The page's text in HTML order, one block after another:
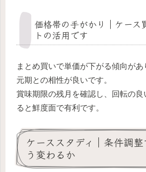
価格帯の手がかり｜ケース
トの活用です
まとめ買いで単価が下がる傾向が
元期との相性が良いです。
賞味期限の残月を確認し、回転の良
ると鮮度面で有利です。
ケーススタディ｜条件調
う変わるか